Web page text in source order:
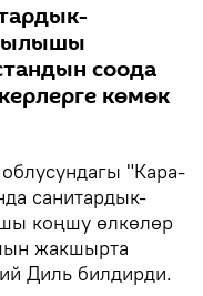
соода
көмөк
"Кара-
санитардык-
коңшу өлкөлөр
жакшырта
Диль билдирди.